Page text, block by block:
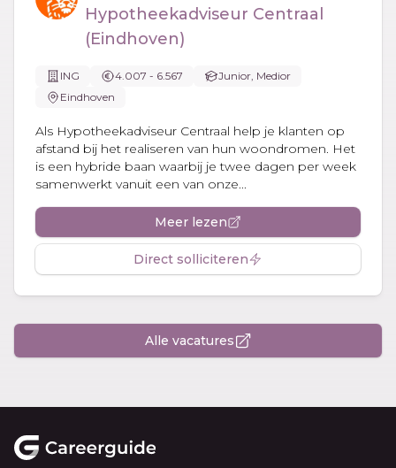
Hypotheekadviseur Centraal
(Eindhoven)
ING 4.007 - 6.567
Junior, Medior
Eindhoven
Als Hypotheekadviseur Centraal help je klanten op
afstand bij het realiseren van hun woondromen. Het
is een hybride baan waarbij je twee dagen per week
samenwerkt vanuit een van onze...
Meer lezen
Direct solliciteren
Alle vacatures